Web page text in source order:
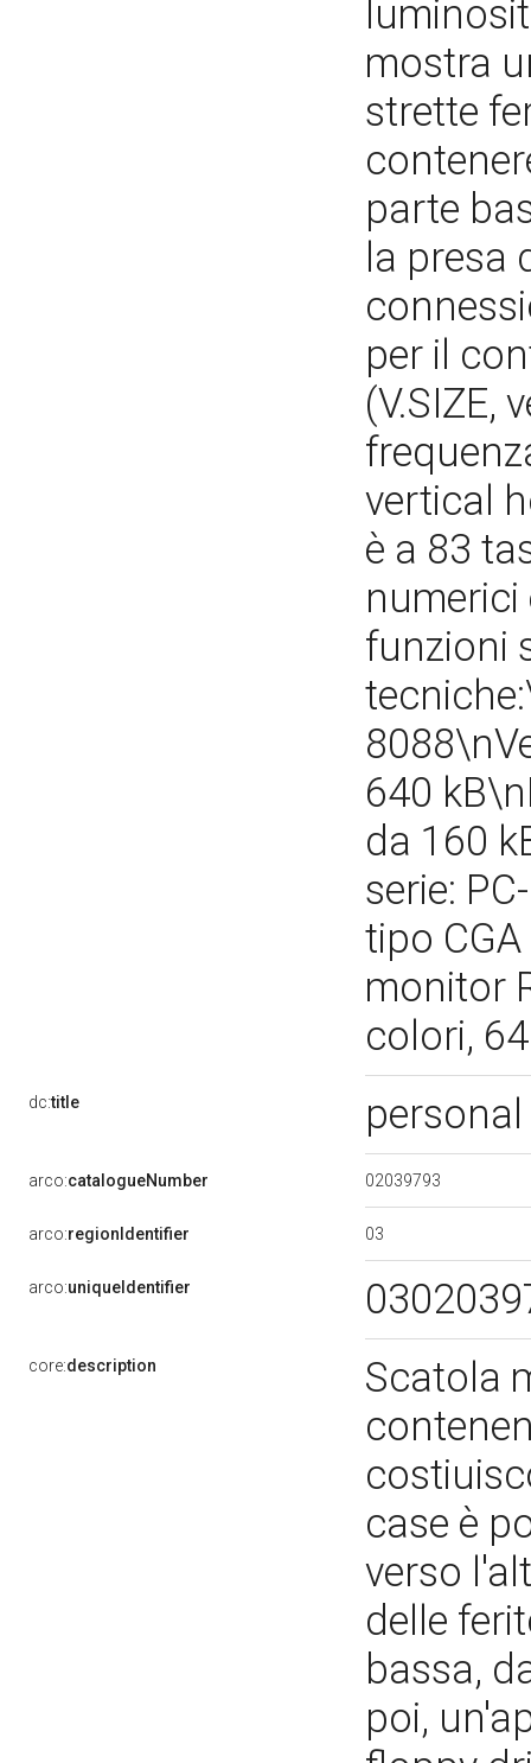
mostra
strette
parte
la presa
per il
(V.SIZE,
vertical
è a 83
funzioni
640
da 160
serie:
tipo
monitor
colori,
dc:title
arco:catalogueNumber 02039793
arco:regionIdentifier 03
arco:uniqueIdentifier
core:description
Scatola
case è
verso
delle
bassa,
poi,